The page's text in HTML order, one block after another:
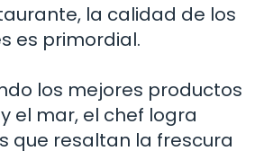
la calidad de los
es primordial.
los mejores productos
el mar, el chef logra
que resaltan la frescura